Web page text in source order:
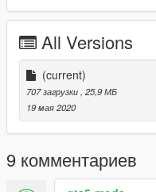
All Versions
(current)
707 загрузки , 25,9 МБ
19 мая 2020
9 комментариев